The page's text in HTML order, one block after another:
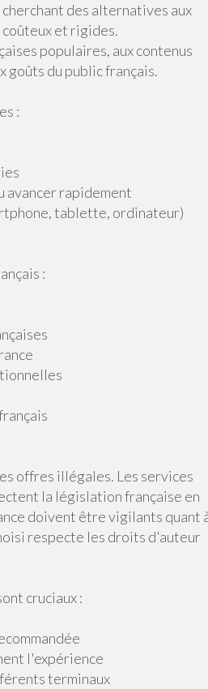
des alternatives aux
et rigides.
populaires, aux contenus
goûts du public français.
:
avancer rapidement
tablette, ordinateur)
:
offres illégales. Les services
la législation française en
doivent être vigilants quant
respecte les droits d'auteur
cruciaux :
l'expérience
terminaux